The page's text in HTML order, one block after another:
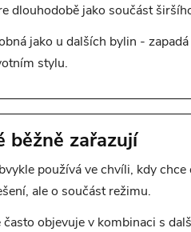
dlouhodobě jako součást
jako u dalších bylin -
stylu.
běžně zařazují
používá ve chvíli, kdy
ale o součást režimu.
často objevuje v kombinaci s